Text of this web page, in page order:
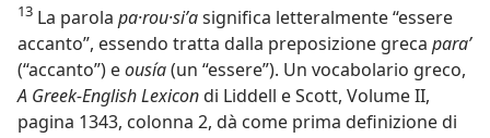
13 La parola pa·rou·siʹasignifica letteralmente “essere
accanto”, essendo tratta dalla preposizione greca paraʹ
(“accanto”) eousía(un “essere”). Un vocabolario greco,
A Greek-English Lexicondi Liddell e Scott, Volume II,
pagina 1343, colonna 2, dà come prima definizione di